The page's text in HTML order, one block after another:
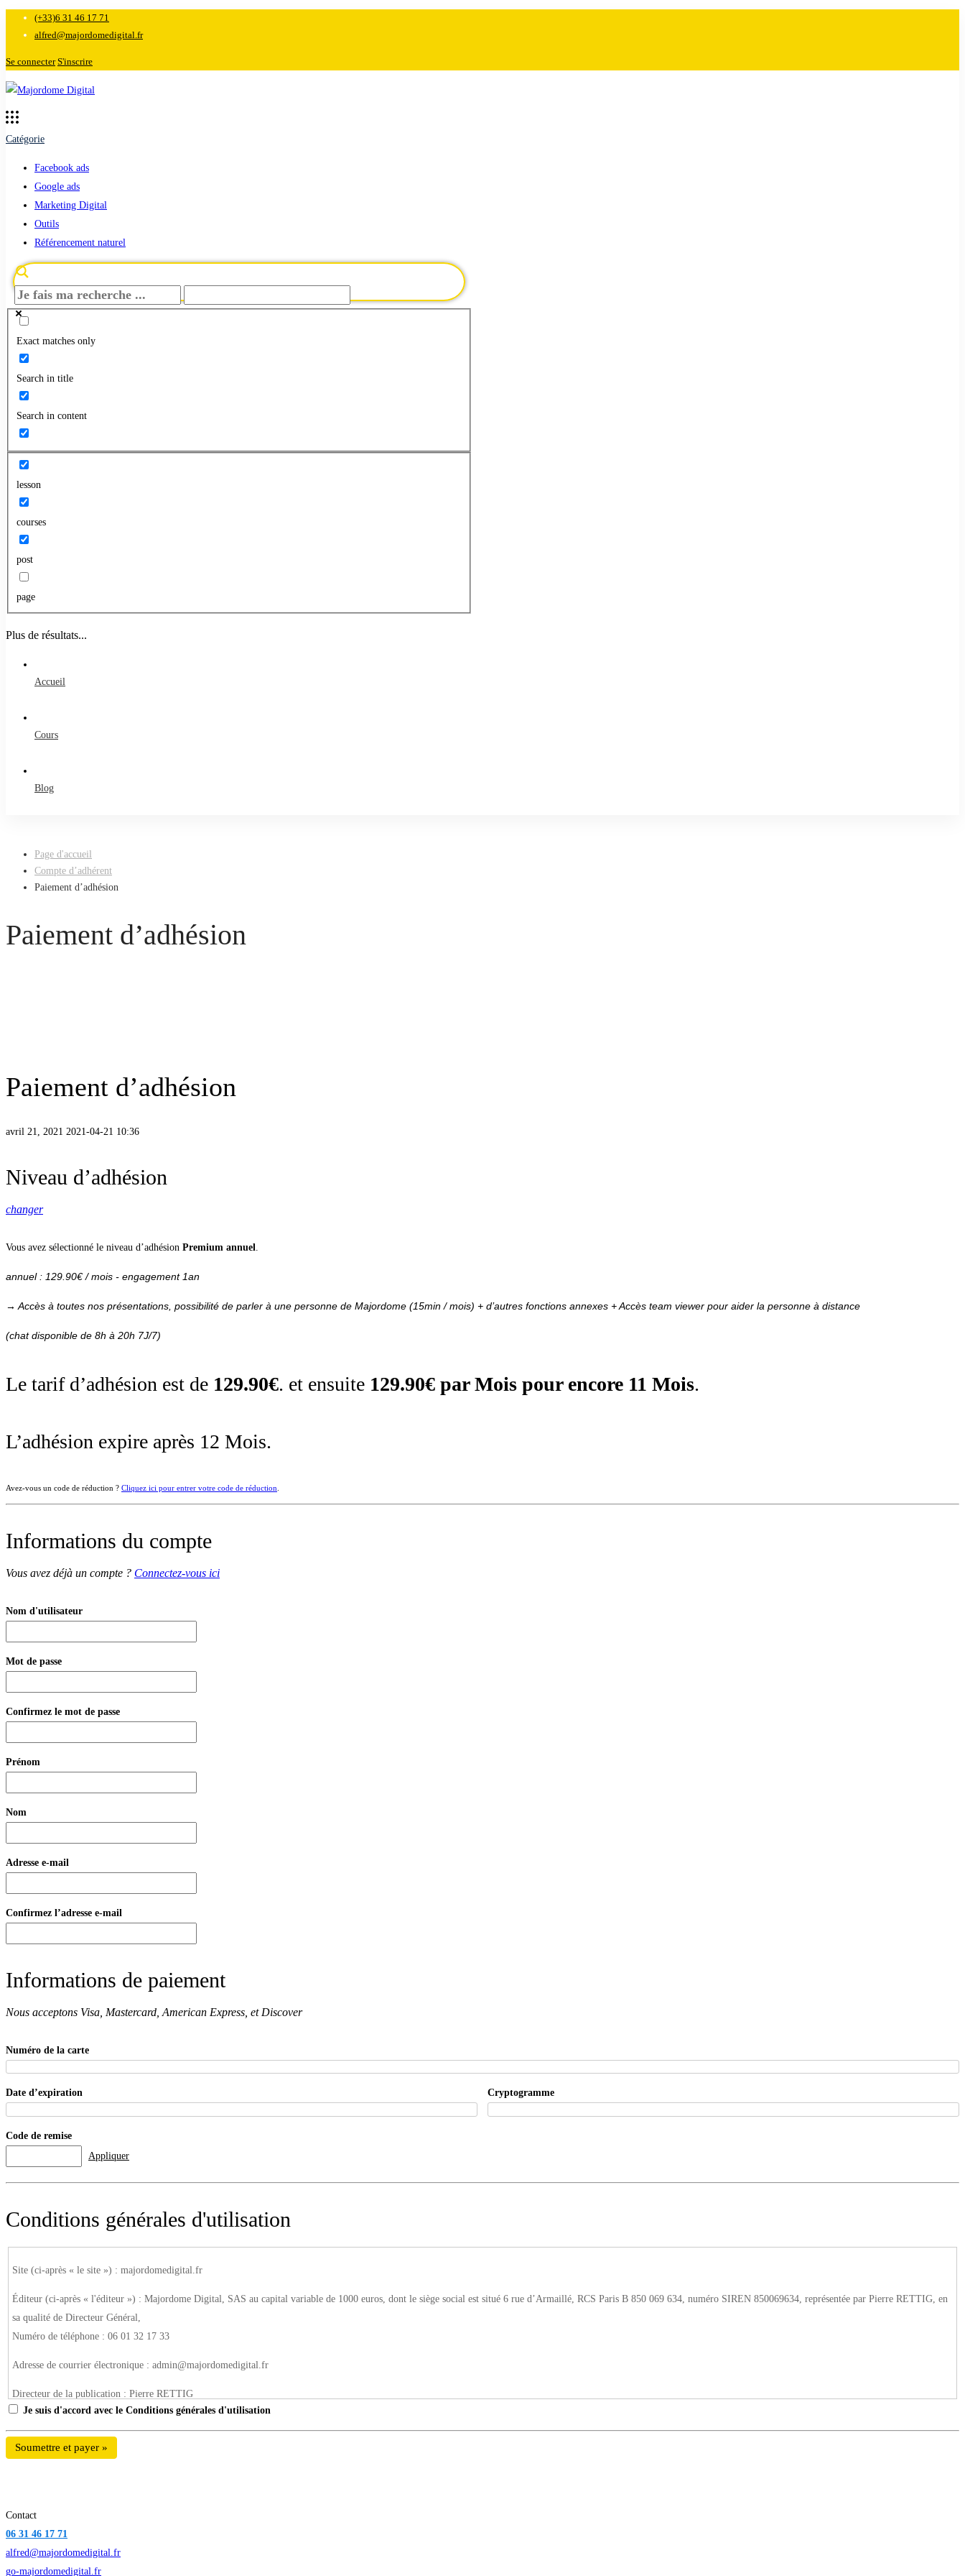
(+33)6 31 46 17 71
alfred@majordomedigital.fr
Se connecter S'inscrire
Catégorie
Facebook ads
Google ads
Marketing Digital
Outils
Référencement naturel
Exact matches only
Search in title
Search in content
lesson
courses
post
page
Plus de résultats...
Accueil
Cours
Blog
Page d'accueil
Compte d’adhérent
Paiement d’adhésion
Paiement d’adhésion
Paiement d’adhésion
avril 21, 2021 2021-04-21 10:36
Paiement
d’adhésion
Niveau d’adhésion
changer
Vous avez sélectionné le niveau d’adhésion Premium annuel.
annuel : 129.90€ / mois - engagement 1an
→ Accès à toutes nos présentations, possibilité de parler à une personne de Majordome (15min / mois) + d’autres fonctions annexes + Accès team viewer pour aider la personne à distance
(chat disponible de 8h à 20h 7J/7)
Le tarif d’adhésion est de 129.90€. et ensuite 129.90€ par Mois pour encore 11 Mois.
L’adhésion expire après 12 Mois.
Avez-vous un code de réduction ? Cliquez ici pour entrer votre code de réduction
Informations du compte
Vous avez déjà un compte ? Connectez-vous ici
Nom d'utilisateur
Mot de passe
Confirmez le mot de passe
Prénom
Nom
Adresse e-mail
Confirmez l’adresse e-mail
Informations de paiement
Nous acceptons Visa, Mastercard, American Express, et Discover
Numéro de la carte
Date d’expiration Cryptogramme
Code de remise
Conditions générales d'utilisation
Site (ci-après « le site ») : majordomedigital.fr
Éditeur (ci-après « l'éditeur ») : Majordome Digital, SAS au capital variable de 1000 euros, dont le siège social est situé 6 rue d’Armaillé, RCS Paris B 850 069 634, numéro SIREN 850069634, représentée par Pierre RETTIG, en
sa qualité de Directeur Général,
Numéro de téléphone : 06 01 32 17 33
Adresse de courrier électronique : admin@majordomedigital.fr
Directeur de la publication : Pierre RETTIG
Hébergeur (ci-après « l'hébergeur ») : 1&1 IONOS SARL, SARL au capital de 100 000euros, dont le siège social est situé 7, place de la Gare, BP 70109, 57200 Sarreguemines Cedex, 431 303 775 RCS Sarreguemines, tél. : 0970
Article 1 - Identification
MAJORDOME DIGITAL
Je suis d'accord avec le Conditions générales d'utilisation
Contact
06 31 46 17 71
alfred@majordomedigital.fr
go-majordomedigital.fr